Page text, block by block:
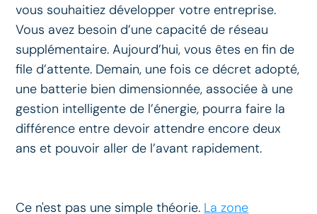
vous souhaitiez développer votre entreprise.
Vous avez besoin d’une capacité de réseau
supplémentaire. Aujourd’hui, vous êtes en fin de
file d’attente. Demain, une fois ce décret adopté,
une batterie bien dimensionnée, associée à une
gestion intelligente de l’énergie, pourra faire la
différence entre devoir attendre encore deux
ans et pouvoir aller de l’avant rapidement.
Ce n'est pas une simple théorie. La zone